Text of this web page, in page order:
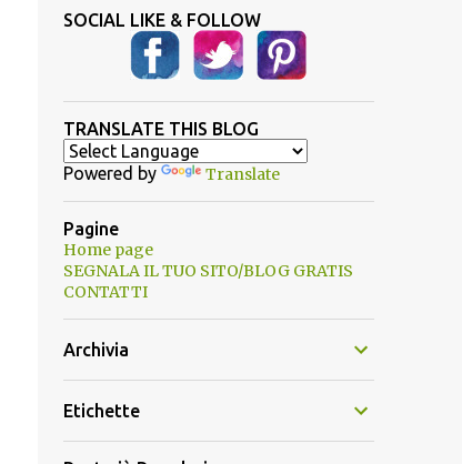
SOCIAL LIKE & FOLLOW
TRANSLATE THIS BLOG
Powered by Translate
Pagine
Home page
SEGNALA IL TUO SITO/BLOG GRATIS
CONTATTI
Archivia
Etichette